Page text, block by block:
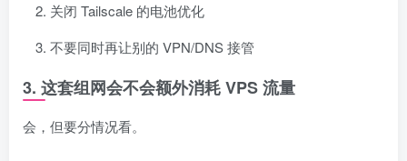
关闭 Tailscale 的电池优化
不要同时再让别的 VPN/DNS 接管
3. 这套组网会不会额外消耗 VPS 流量
会，但要分情况看。